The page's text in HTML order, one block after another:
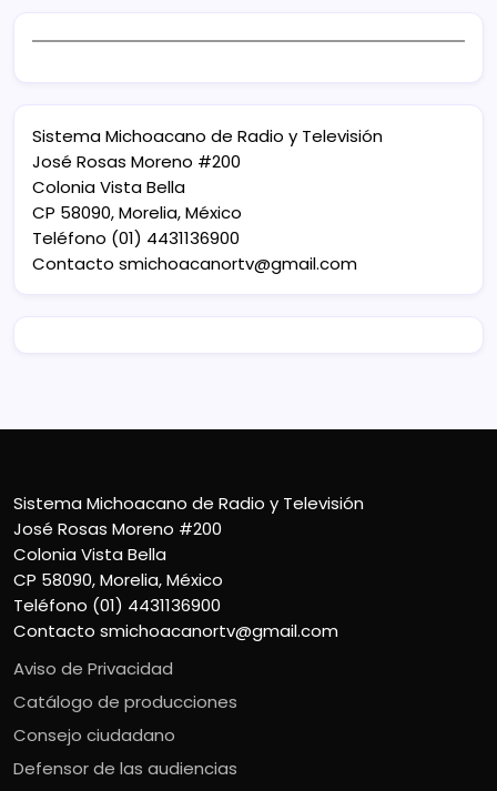
Sistema Michoacano de Radio y Televisión
José Rosas Moreno #200
Colonia Vista Bella
CP 58090, Morelia, México
Teléfono (01) 4431136900
Contacto smichoacanortv@gmail.com
Sistema Michoacano de Radio y Televisión
José Rosas Moreno #200
Colonia Vista Bella
CP 58090, Morelia, México
Teléfono (01) 4431136900
Contacto smichoacanortv@gmail.com
Aviso de Privacidad
Catálogo de producciones
Consejo ciudadano
Defensor de las audiencias